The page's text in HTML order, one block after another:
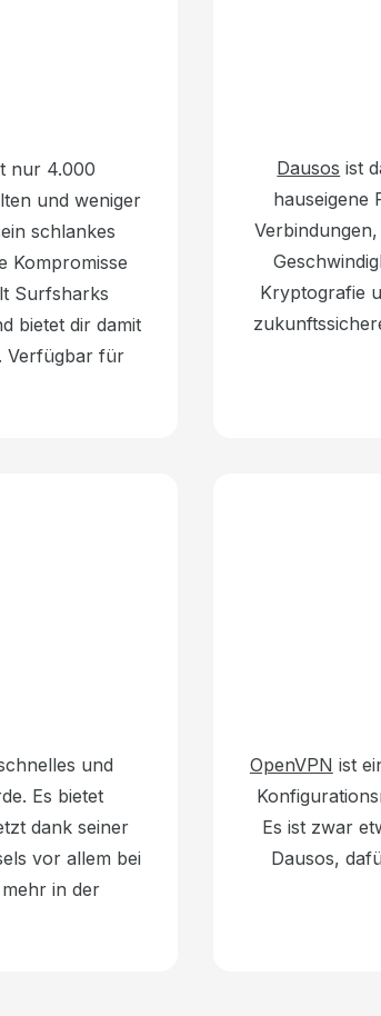
nur 4.000
und weniger
schlankes
Kompromisse
Surfsharks
bietet dir damit
Verfügbar für
Dausos ist
hauseigene
Kryptografie
und
Es bietet
dank seiner
vor allem bei
in der
OpenVPN ist
Es ist zwar
Dausos,